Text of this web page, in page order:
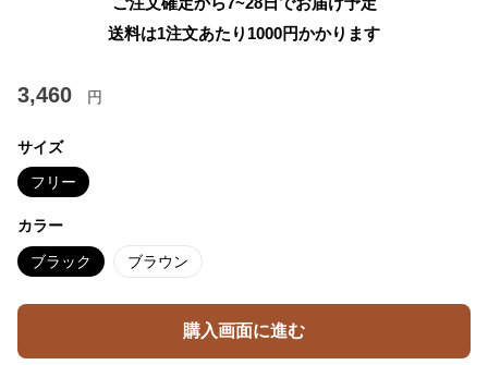
送料は1注文あたり 1000円かかります
3,460 円
サイズ
フリー
カラー
ブラック ブラウン
購入画面に進む